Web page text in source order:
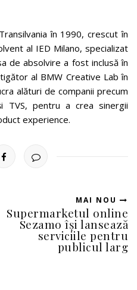
în 1990, crescut în
al IED Milano, specializat
de absolvire a fost inclusă în
al BMW Creative Lab în
alături de companii precum
TVS, pentru a crea sinergii
experience.
MAI NOU
Supermarketul online
Sezamo își lansează
serviciile pentru
publicul larg